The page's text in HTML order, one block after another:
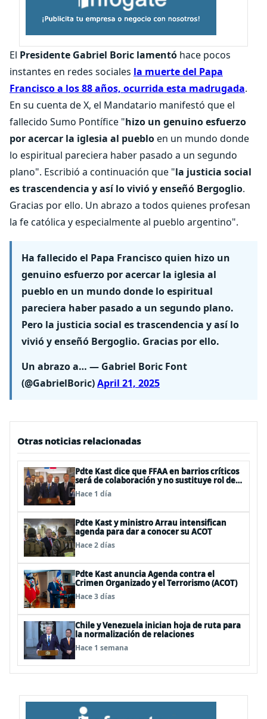
El Presidente Gabriel Boric lamentó hace pocos
instantes en redes sociales la muerte del Papa
Francisco a los 88 años, ocurrida esta madrugada.
En su cuenta de X, el Mandatario manifestó que el
fallecido Sumo Pontífice "hizo un genuino esfuerzo
por acercar la iglesia al puebloen un mundo donde
lo espiritual pareciera haber pasado a un segundo
plano". Escribió a continuación que "la justicia social
es trascendencia y así lo vivió y enseñó Bergoglio.
Gracias por ello. Un abrazo a todos quienes profesan
la fe católica y especialmente al pueblo argentino".
Ha fallecido el Papa Francisco quien hizo un
genuino esfuerzo por acercar la iglesia al
pueblo en un mundo donde lo espiritual
pareciera haber pasado a un segundo plano.
Pero la justicia social es trascendencia y así lo
vivió y enseñó Bergoglio. Gracias por ello.
Un abrazo a… — Gabriel Boric Font
(@GabrielBoric)April 21, 2025
Otras noticias relacionadas
Pdte Kast dice que FFAA en barrios críticos
será de colaboración y no sustituye rol de
policías en control del orden público
Hace 1 día
Pdte Kast y ministro Arrau intensifican
agenda para dar a conocer su ACOT
Hace 2 días
Pdte Kast anuncia Agenda contra el
Crimen Organizado y el Terrorismo (ACOT)
Hace 3 días
Chile y Venezuela inician hoja de ruta para
la normalización de relaciones
Hace 1 semana